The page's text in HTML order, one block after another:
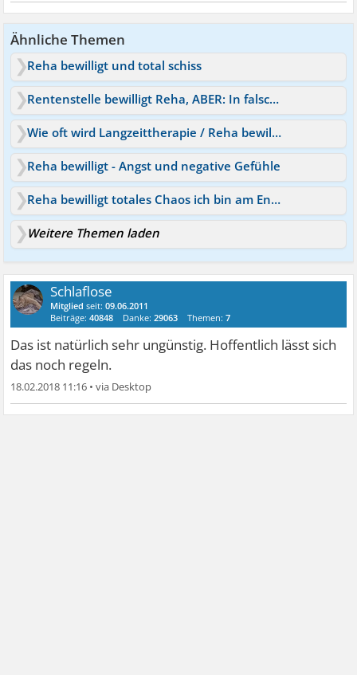
Ähnliche Themen
Reha bewilligt und total schiss
Rentenstelle bewilligt Reha, ABER: In falscher Klinik!
Wie oft wird Langzeittherapie / Reha bewilligt?
Reha bewilligt - Angst und negative Gefühle
Reha bewilligt totales Chaos ich bin am Ende
Weitere Themen laden
Schlaflose
Mitglied seit:09.06.2011
Beiträge:40848 Danke:29063 Themen:7
Das ist natürlich sehr ungünstig. Hoffentlich lässt sich
das noch regeln.
18.02.2018 11:16 •